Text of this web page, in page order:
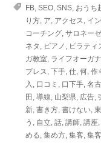
FB, SEO, SNS, おうち
り方, ア, アクセス, イ
コーチング, サロネーゼ
ネタ , ピアノ , ピラティ
ガ教室, ライフオーガ
プレス, 下手, 仕, 何, 作
入 , 口コミ , 口下手, 名
田 , 導線, 山梨県, 広告,
新, 書き方, 書けない,
う , 自立, 話, 講師, 講座,
める, 集め方, 集客, 集